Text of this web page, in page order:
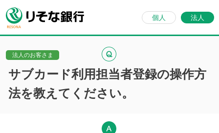
個人 法人
法人のお客さま
サブカード利用担当者登録の操作方
法を教えてください。